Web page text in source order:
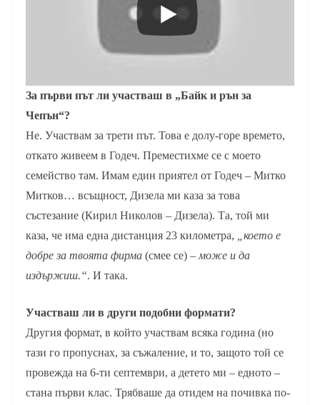
За първи път ли участваш в „Байк и рън за
Чепън“?
Не. Участвам за трети път. Това е долу-горе времето,
откато живеем в Годеч. Преместихме се с моето
семейство там. Имам един приятел от Годеч – Митко
Митков… всъщност, Дизела ми каза за това
състезание (Кирил Николов – Дизела). Та, той ми
каза, че има една дистанция 23 километра,
„което е
добре за твоята фирма (смее се) – може и да
издържиш.“. И така.
Участваш ли в други подобни формати?
Другия формат, в който участвам всяка година (но
тази го пропуснах, за съжаление, и то, защото той се
провежда на 6-ти септември, а детето ми – едното –
стана първи клас. Трябваше да отидем на почивка по-